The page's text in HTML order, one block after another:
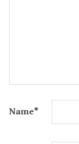
Name*